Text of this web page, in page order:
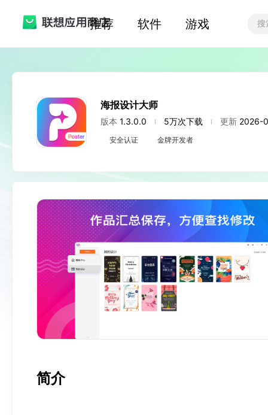
推荐 软件 游戏
海报设计大师
版本 1.3.0.0 5万次下载 更新 2026-
安全认证 金牌开发者
简介